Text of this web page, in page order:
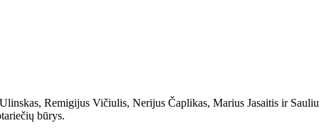
Remigijus Vičiulis, Nerijus Čaplikas, Marius Jasaitis ir
bū­rys.